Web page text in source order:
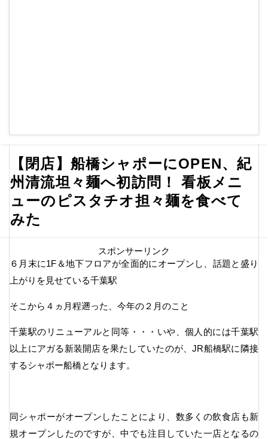
【閉店】船橋シャポーにOPEN、紀
州清流坦々麺へ初訪問！ 看板メニ
ューのピスタチオ担々麺を食べて
みた
スポンサーリンク
６月末に1F＆地下フロアが全面的にオープンし、話題と盛り
上がりを見せている千葉駅
そこから４ヵ月程遡った、今年の２月のこと
千葉駅のリニューアルと同等・・・いや、個人的には千葉駅
以上にアガる新装開店を果たしていたのが、JR船橋駅に隣接
するシャポー船橋となります。
同シャポーがオープンしたことにより、数多くの飲食店も新
規オープンしたのですが、中でも注目していた一店となるの